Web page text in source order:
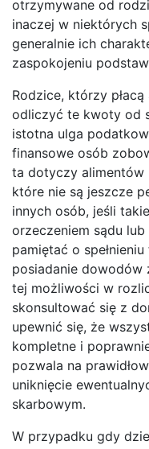
otrzymywane od
inaczej w niektórych
generalnie ich
zaspokojeniu
Rodzice, którzy
odliczyć te kwoty od
istotna ulga
finansowe osób
ta dotyczy alimentów
które nie są jeszcze
innych osób, jeśli
orzeczeniem sądu
pamiętać o
posiadanie dowodów
tej możliwości w
skonsultować się z
upewnić się, że
kompletne i
pozwala na
uniknięcie
skarbowym.
W przypadku gdy